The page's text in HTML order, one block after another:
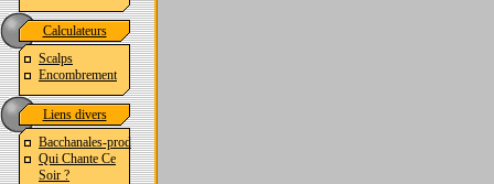
Calculateurs
Scalps
Encombrement
Liens divers
Bacchanales-prod
Qui Chante Ce
Soir ?